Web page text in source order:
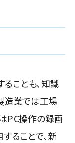
ことも、知識
造業では工場
PC操作の録画
ることで、新